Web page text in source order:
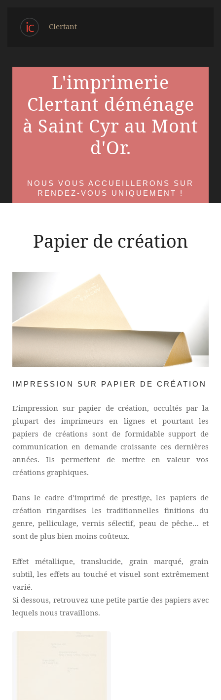
Clertant
L'imprimerie
Clertant déménage
à Saint Cyr au Mont
d'Or.
NOUS VOUS ACCUEILLERONS SUR
RENDEZ-VOUS UNIQUEMENT !
Papier de création
IMPRESSION SUR PAPIER DE CRÉATION
L’impression sur papier de création, occultés par la
plupart des imprimeurs en lignes et pourtant les
papiers de créations sont de formidable support de
communication en demande croissante ces dernières
années. Ils permettent de mettre en valeur vos
créations graphiques.
Dans le cadre d’imprimé de prestige, les papiers de
création ringardises les traditionnelles finitions du
genre, pelliculage, vernis sélectif, peau de pêche… et
sont de plus bien moins coûteux.
Effet métallique, translucide, grain marqué, grain
subtil, les effets au touché et visuel sont extrêmement
varié.
Si dessous, retrouvez une petite partie des papiers avec
lequels nous travaillons.